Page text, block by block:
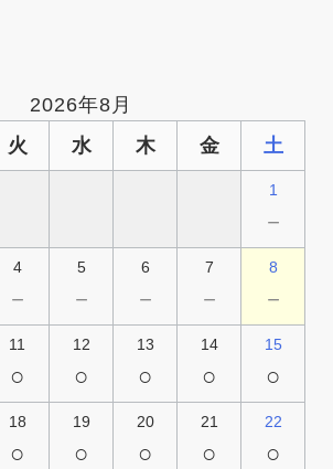
2026年8月
火 水 木 金 土
1
－
4
－
5
－
6
－
7
－
8
－
11
○
12
○
13
○
14
○
15
○
18
○
19
○
20
○
21
○
22
○